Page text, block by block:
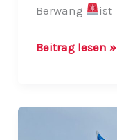
Berwang
ist
Unsere
ausgebucht!
Beitrag lesen »